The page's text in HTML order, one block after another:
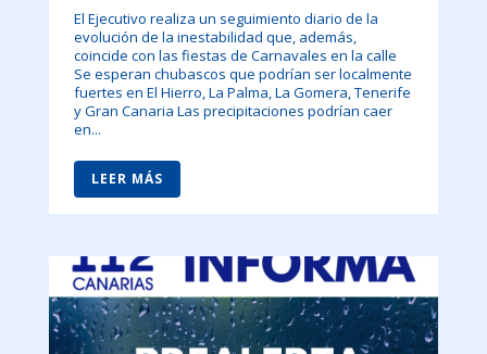
El Ejecutivo realiza un seguimiento diario de la
evolución de la inestabilidad que, además,
coincide con las fiestas de Carnavales en la calle
Se esperan chubascos que podrían ser localmente
fuertes en El Hierro, La Palma, La Gomera, Tenerife
y Gran Canaria Las precipitaciones podrían caer
en...
LEER MÁS